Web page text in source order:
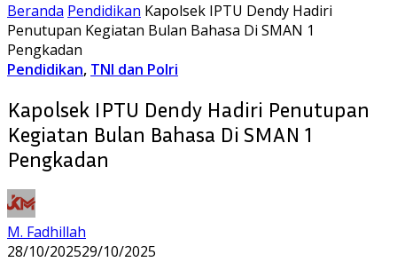
Beranda Pendidikan Kapolsek IPTU Dendy Hadiri
Penutupan Kegiatan Bulan Bahasa Di SMAN 1
Pengkadan
Pendidikan, TNI dan Polri
Kapolsek IPTU Dendy Hadiri Penutupan
Kegiatan Bulan Bahasa Di SMAN 1
Pengkadan
M. Fadhillah
28/10/202529/10/2025